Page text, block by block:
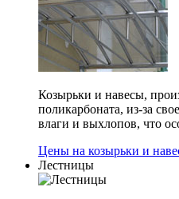
Козырьки и навесы,
поликарбоната, из-за
влаги и выхлопов, что
Цены на козырьки и
Лестницы